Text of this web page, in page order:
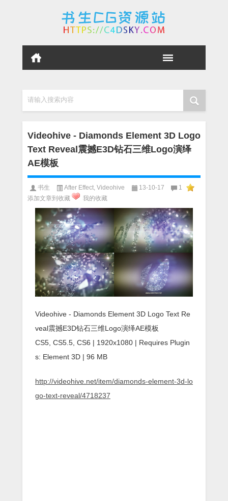
请输入搜索内容
Videohive - Diamonds Element 3D Logo
Text Reveal震撼E3D钻石三维Logo演绎
AE模板
书生 After Effect Videohive 13-10-17
1
添加文章到收藏
我的收藏
Videohive - Diamonds Element 3D Logo Text Re
veal震撼E3D钻石三维Logo演绎AE模板
CS5, CS5.5, CS6 | 1920x1080 | Requires Plugin
s: Element 3D | 96 MB
http://videohive.net/item/diamonds-element-3d-lo
go-text-reveal/4718237